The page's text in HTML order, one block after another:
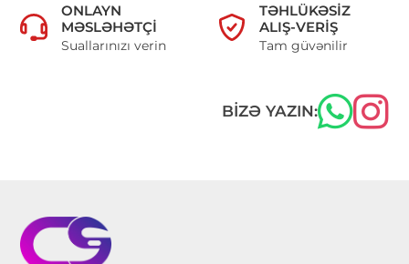
ONLAYN
MƏSLƏHƏTÇI
Suallarınızı verin
TƏHLÜKƏSIZ
ALIŞ-VERIŞ
Tam güvənilir
BIZƏ YAZIN: